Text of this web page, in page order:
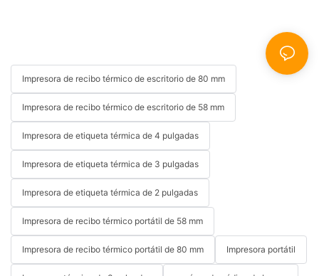
Impresora de recibo térmico de escritorio de 80 mm
Impresora de recibo térmico de escritorio de 58 mm
Impresora de etiqueta térmica de 4 pulgadas
Impresora de etiqueta térmica de 3 pulgadas
Impresora de etiqueta térmica de 2 pulgadas
Impresora de recibo térmico portátil de 58 mm
Impresora de recibo térmico portátil de 80 mm Impresora portátil